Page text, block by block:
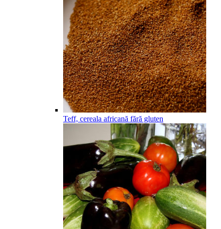
Teff, cereala africană fără gluten